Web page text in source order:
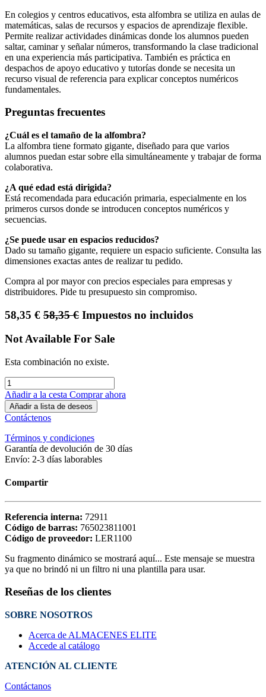
En colegios y centros educativos, esta alfombra se utiliza en aulas de
matemáticas, salas de recursos y espacios de aprendizaje flexible.
Permite realizar actividades dinámicas donde los alumnos pueden
saltar, caminar y señalar números, transformando la clase tradicional
en una experiencia más participativa. También es práctica en
despachos de apoyo educativo y tutorías donde se necesita un
recurso visual de referencia para explicar conceptos numéricos
fundamentales.
Preguntas frecuentes
¿Cuál es el tamaño de la alfombra?
La alfombra tiene formato gigante, diseñado para que varios
alumnos puedan estar sobre ella simultáneamente y trabajar de forma
colaborativa.
¿A qué edad está dirigida?
Está recomendada para educación primaria, especialmente en los
primeros cursos donde se introducen conceptos numéricos y
secuencias.
¿Se puede usar en espacios reducidos?
Dado su tamaño gigante, requiere un espacio suficiente. Consulta las
dimensiones exactas antes de realizar tu pedido.
Compra al por mayor con precios especiales para empresas y
distribuidores. Pide tu presupuesto sin compromiso.
58,35 € 58,35€ Impuestos no incluidos
Not Available For Sale
Esta combinación no existe.
Añadir a la cesta Comprar ahora
Añadir a lista de deseos
Contáctenos
Términos y condiciones
Garantía de devolución de 30 días
Envío: 2-3 días laborables
Compartir
Referencia interna: 72911
Código de barras: 765023811001
Código de proveedor: LER1100
Su fragmento dinámico se mostrará aquí... Este mensaje se muestra
ya que no brindó ni un filtro ni una plantilla para usar.
Reseñas de los clientes
SOBRE NOSOTROS
Acerca de ALMACENES ELITE
Accede al catálogo
ATENCIÓN AL CLIENTE
Contáctanos